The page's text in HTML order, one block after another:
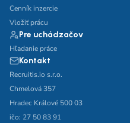
Cenník inzercie
Vložiť prácu
Pre uchádzačov
Hľadanie práce
Kontakt
Recruitis.io s.r.o.
Chmelová 357
Hradec Králové 500 03
ičo: 27 50 83 91